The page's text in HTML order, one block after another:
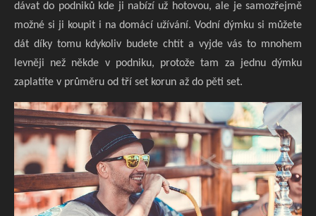
dávat do podniků kde ji nabízí už hotovou, ale je samozřejmě
možné si ji koupit i na domácí užívání. Vodní dýmku si můžete
dát díky tomu kdykoliv budete chtít a vyjde vás to mnohem
levněji než někde v podniku, protože tam za jednu dýmku
zaplatíte v průměru od tří set korun až do pěti set.